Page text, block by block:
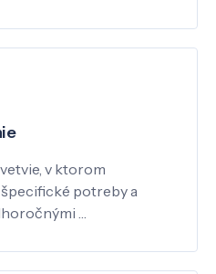
v ktorom
potreby a
…